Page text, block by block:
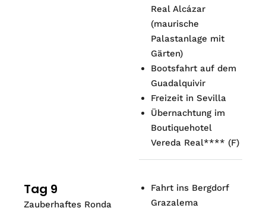
Real Alcázar
(maurische
Palastanlage mit
Gärten)
Bootsfahrt auf dem
Guadalquivir
Freizeit in Sevilla
Übernachtung im
Boutiquehotel
Vereda Real**** (F)
Tag 9
Zauberhaftes Ronda
Fahrt ins Bergdorf
Grazalema